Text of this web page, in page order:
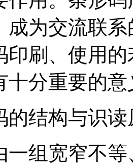
成为交流联
印刷、使用
十分重要的意
的结构与识读
一组宽窄不